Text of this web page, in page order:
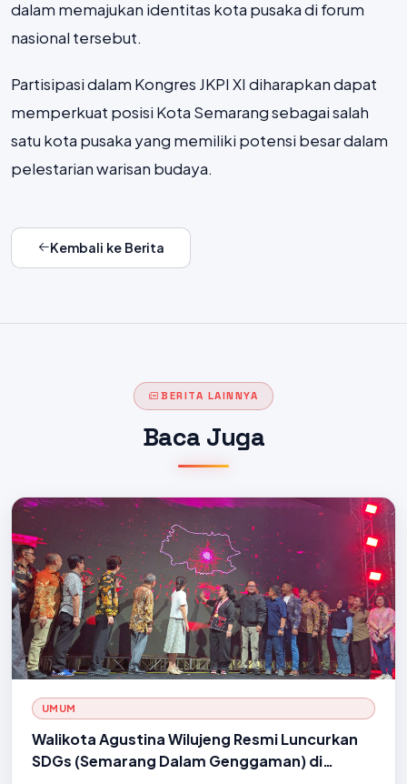
dalam memajukan identitas kota pusaka di forum
nasional tersebut.
Partisipasi dalam Kongres JKPI XI diharapkan dapat
memperkuat posisi Kota Semarang sebagai salah
satu kota pusaka yang memiliki potensi besar dalam
pelestarian warisan budaya.
Kembali ke Berita
BERITA LAINNYA
Baca Juga
UMUM
Walikota Agustina Wilujeng Resmi Luncurkan
SDGs (Semarang Dalam Genggaman) di